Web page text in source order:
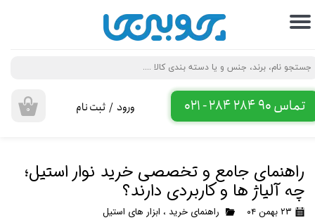
تماس 90 284 284 - 021 ۰ ورود / ثبت نام
حساب کاربری من
تغییر گذر واژه
سفارشات
خروج از حساب کاربری
راهنمای جامع و تخصصی خرید نوار استیل؛
چه آلیاژ ها و کاربردی دارند؟
۲۳ بهمن ۰۴ راهنمای خرید ، ابزار های استیل